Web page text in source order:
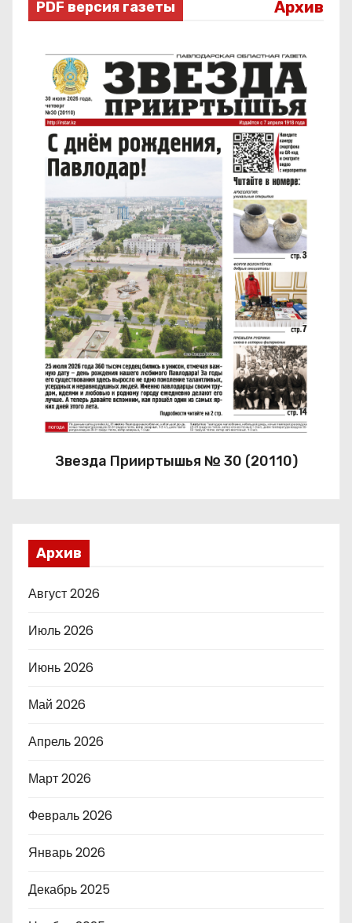
PDF версия газеты Архив
Звезда Прииртышья № 30 (20110)
Архив
Август 2026
Июль 2026
Июнь 2026
Май 2026
Апрель 2026
Март 2026
Февраль 2026
Январь 2026
Декабрь 2025